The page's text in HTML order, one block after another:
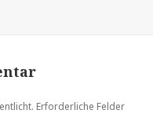
Erforderliche Felder